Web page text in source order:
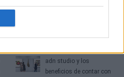
adn studio y los
beneficios de contar con